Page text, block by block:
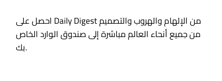
احصل على Daily Digest من الإلهام والهروب والتصميم
من جميع أنحاء العالم مباشرة إلى صندوق الوارد الخاص
بك.